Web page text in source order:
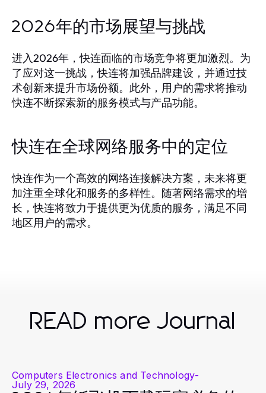
2026年的市场展望与挑战
进入2026年，快连面临的市场竞争将更加激烈。为
了应对这一挑战，快连将加强品牌建设，并通过技
术创新来提升市场份额。此外，用户的需求将推动
快连不断探索新的服务模式与产品功能。
快连在全球网络服务中的定位
快连作为一个高效的网络连接解决方案，未来将更
加注重全球化和服务的多样性。随著网络需求的增
长，快连将致力于提供更为优质的服务，满足不同
地区用户的需求。
READ more Journal
Computers Electronics and Technology-
July 29, 2026